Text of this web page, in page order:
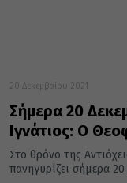
20 Δεκεμβρίου 2021
Σήμερα 20
Ιγνάτιος: Ο
Στο θρόνο της
πανηγυρίζει σήμερα